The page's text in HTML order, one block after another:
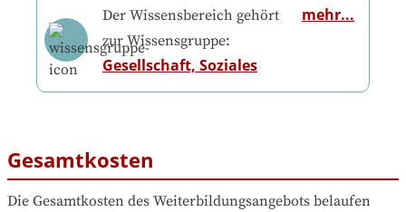
Der Wissensbereich gehört
zur Wissensgruppe:
Gesellschaft, Soziales
mehr...
Gesamtkosten
Die Gesamtkosten des Weiterbildungsangebots belaufen